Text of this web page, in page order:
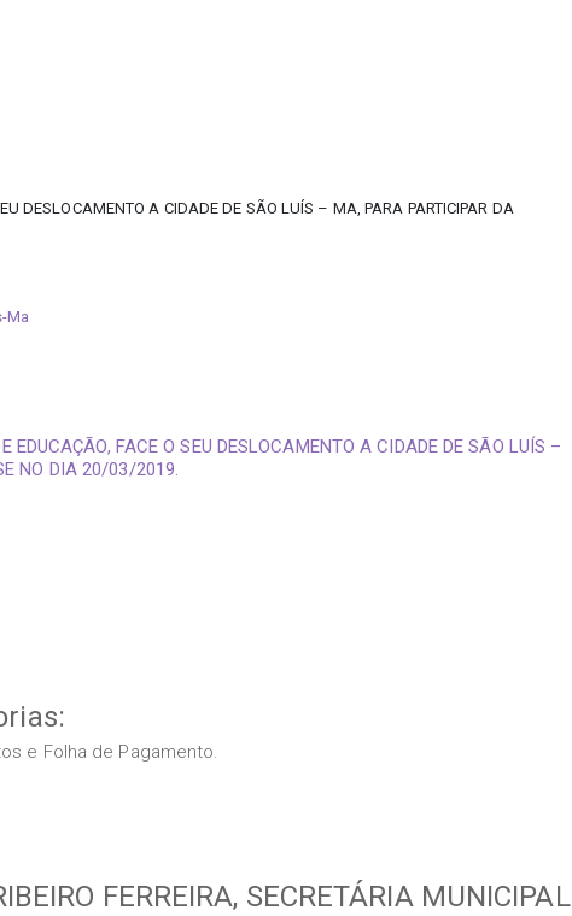
DESLOCAMENTO A CIDADE DE SÃO LUÍS – MA, PARA PARTICIPAR DA
FACE O SEU DESLOCAMENTO A CIDADE DE SÃO LUÍS –
NO DIA 20/03/2019.
e Folha de Pagamento.
FERREIRA, SECRETÁRIA MUNICIPAL